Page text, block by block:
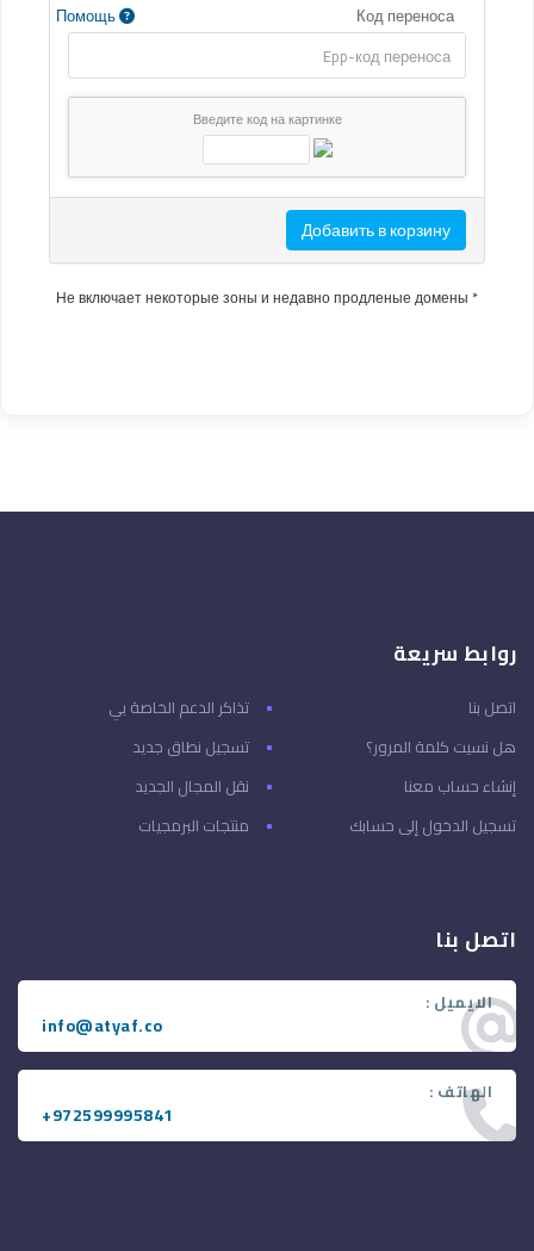
Код переноса
Введите код на картинке
Добавить в корзину
* Не включает некоторые зоны и недавно продленые домены
روابط سريعة
تذاكر الدعم الخاصة بي
تسجيل نطاق جديد
نقل المجال الجديد
منتجات البرمجيات
اتصل بنا
هل نسيت كلمة المرور؟
إنشاء حساب معنا
تسجيل الدخول إلى حسابك
اتصل بنا
الايميل :
info@atyaf.co
الهاتف :
+972599995841